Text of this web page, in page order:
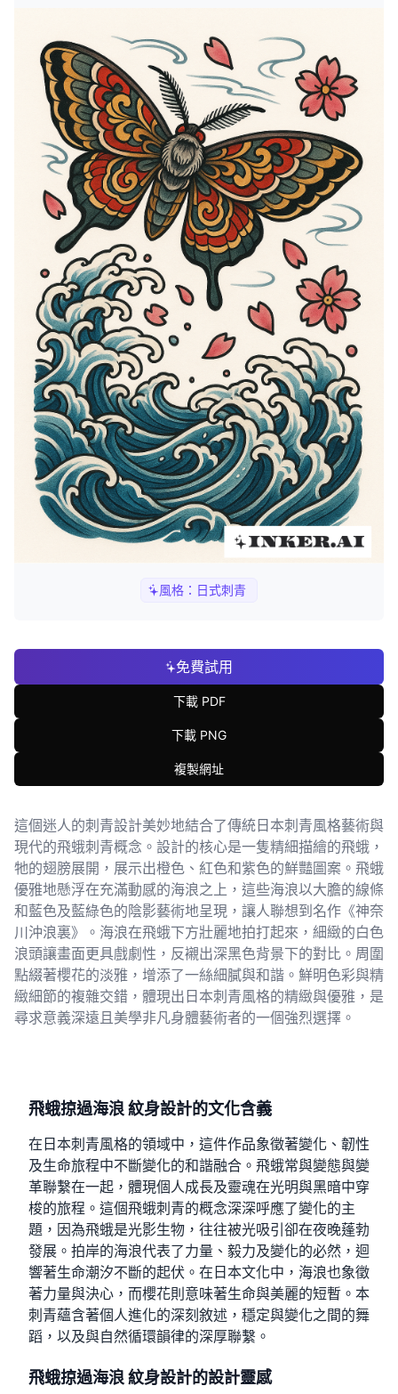
風格： 日式刺青
免費試用
下載 PDF
下載 PNG
複製網址
這個迷人的刺青設計美妙地結合了傳統日本刺青風格藝術與
現代的飛蛾刺青概念。設計的核心是一隻精細描繪的飛蛾，
牠的翅膀展開，展示出橙色、紅色和紫色的鮮豔圖案。飛蛾
優雅地懸浮在充滿動感的海浪之上，這些海浪以大膽的線條
和藍色及藍綠色的陰影藝術地呈現，讓人聯想到名作《神奈
川沖浪裏》。海浪在飛蛾下方壯麗地拍打起來，細緻的白色
浪頭讓畫面更具戲劇性，反襯出深黑色背景下的對比。周圍
點綴著櫻花的淡雅，增添了一絲細膩與和諧。鮮明色彩與精
緻細節的複雜交錯，體現出日本刺青風格的精緻與優雅，是
尋求意義深遠且美學非凡身體藝術者的一個強烈選擇。
飛蛾掠過海浪 紋身設計的文化含義
在日本刺青風格的領域中，這件作品象徵著變化、韌性
及生命旅程中不斷變化的和諧融合。飛蛾常與變態與變
革聯繫在一起，體現個人成長及靈魂在光明與黑暗中穿
梭的旅程。這個飛蛾刺青的概念深深呼應了變化的主
題，因為飛蛾是光影生物，往往被光吸引卻在夜晚蓬勃
發展。拍岸的海浪代表了力量、毅力及變化的必然，迴
響著生命潮汐不斷的起伏。在日本文化中，海浪也象徵
著力量與決心，而櫻花則意味著生命與美麗的短暫。本
刺青蘊含著個人進化的深刻敘述，穩定與變化之間的舞
蹈，以及與自然循環韻律的深厚聯繫。
飛蛾掠過海浪 紋身設計的設計靈感